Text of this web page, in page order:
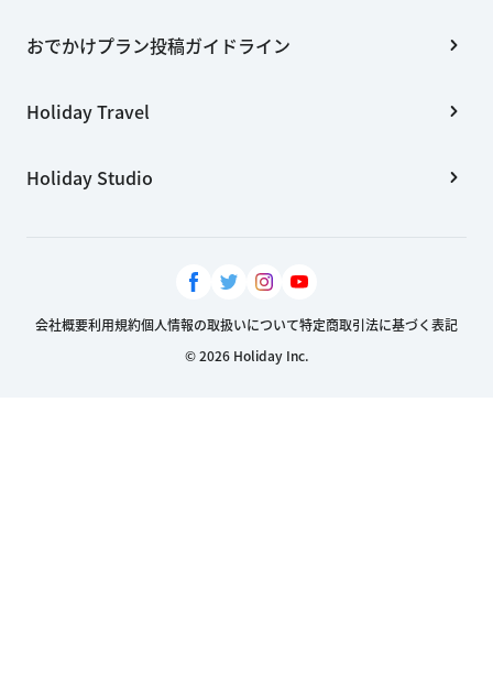
おでかけプラン投稿ガイドライン
Holiday Travel
Holiday Studio
会社概要利用規約個人情報の取扱いについて特定商取引法に基づく表記
© 2026 Holiday Inc.